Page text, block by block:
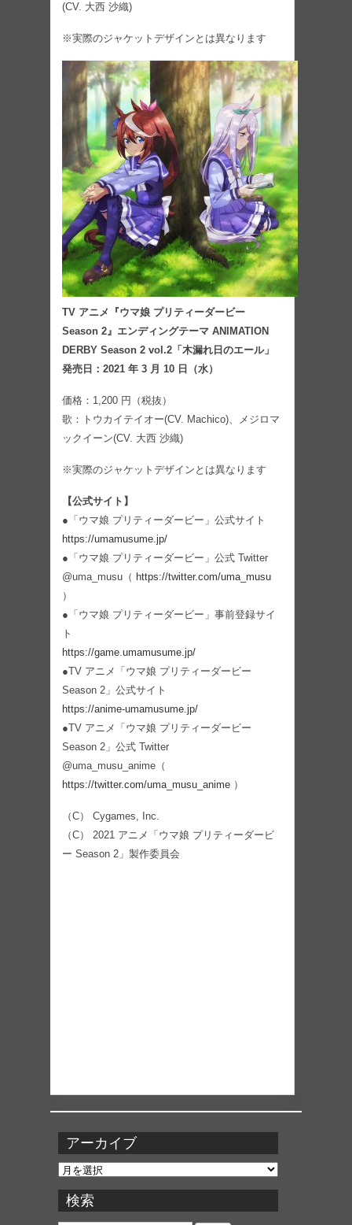
(CV. 大西 沙織)
※実際のジャケットデザインとは異なります
TV アニメ『ウマ娘 プリティーダービー
Season 2』エンディングテーマ ANIMATION
DERBY Season 2 vol.2「木漏れ日のエール」
発売日：2021 年 3 月 10 日（水）
価格：1,200 円（税抜）
歌：トウカイテイオー(CV. Machico)、メジロマ
ックイーン(CV. 大西 沙織)
※実際のジャケットデザインとは異なります
【公式サイト】
●「ウマ娘 プリティーダービー」公式サイト
https://umamusume.jp/
●「ウマ娘 プリティーダービー」公式 Twitter
@uma_musu（ https://twitter.com/uma_musu
）
●「ウマ娘 プリティーダービー」事前登録サイ
ト
https://game.umamusume.jp/
●TV アニメ「ウマ娘 プリティーダービー
Season 2」公式サイト
https://anime-umamusume.jp/
●TV アニメ「ウマ娘 プリティーダービー
Season 2」公式 Twitter
@uma_musu_anime（
https://twitter.com/uma_musu_anime ）
（C） Cygames, Inc.
（C） 2021 アニメ「ウマ娘 プリティーダービ
ー Season 2」製作委員会
アーカイブ
ア
カ
イ
検索